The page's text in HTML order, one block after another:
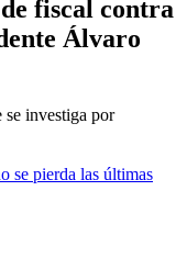
fiscal contra
Álvaro
se investiga por
se pierda las últimas